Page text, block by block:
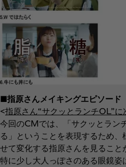
■指原さんメイキングエピソード
<指原さん“サクッとランチOL”に
今回のCMでは、「サクッとラン
る」ということを表現するため
せて変化する指原さんを見ること
特に少し大人っぽさのある眼鏡姿